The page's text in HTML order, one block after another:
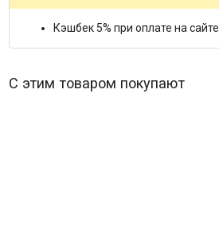
Кэшбек 5% при оплате на сайте
С этим товаром покупают